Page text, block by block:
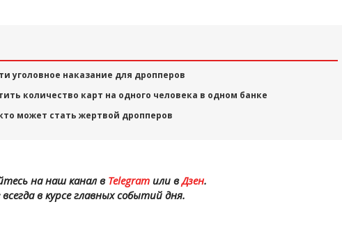
уголовное наказание для дропперов
количество карт на одного человека в одном банке
может стать жертвой дропперов
на наш канал вTelegramили вДзен.
в курсе главных событий дня.